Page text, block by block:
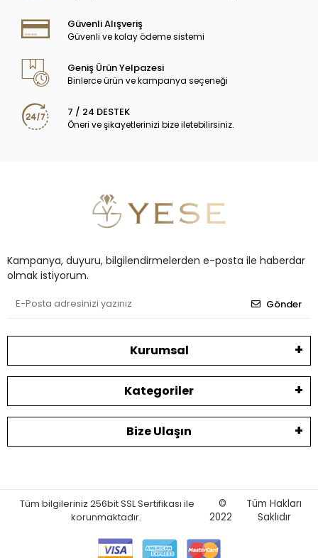
Güvenli Alışveriş
Güvenli ve kolay ödeme sistemi
Geniş Ürün Yelpazesi
Binlerce ürün ve kampanya seçeneği
7 / 24 DESTEK
Öneri ve şikayetlerinizi bize iletebilirsiniz.
Kampanya, duyuru, bilgilendirmelerden e-posta ile haberdar
olmak istiyorum.
Gönder
Kurumsal
Kategoriler
Bize Ulaşın
Tüm bilgileriniz 256bit SSL Sertifikası ile
korunmaktadır.
©
2022
Tüm Hakları
Saklıdır